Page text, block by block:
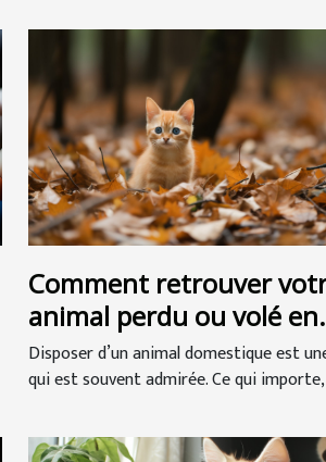
Comment retrouver
animal perdu ou volé en
Belgique ?
Disposer d’un animal domestique est
qui est souvent admirée. Ce qui importe,